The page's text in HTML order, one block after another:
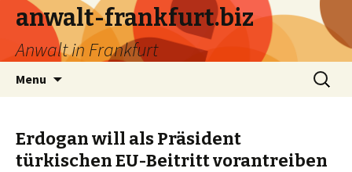
anwalt-frankfurt.biz
Anwalt in Frankfurt
Menu
Search
for:
Erdogan will als Präsident
türkischen EU-Beitritt vorantreiben